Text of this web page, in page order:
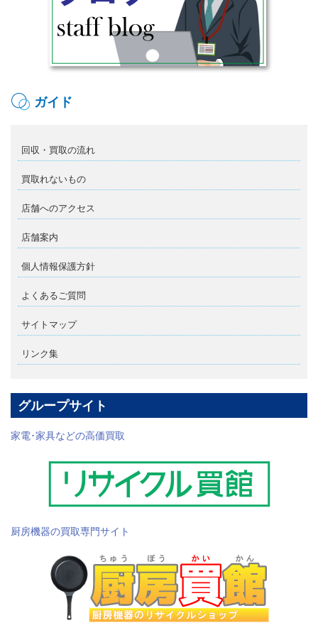
ガイド
回収・買取の流れ
買取れないもの
店舗へのアクセス
店舗案内
個人情報保護方針
よくあるご質問
サイトマップ
リンク集
グループサイト
家電･家具などの高価買取
厨房機器の買取専門サイト